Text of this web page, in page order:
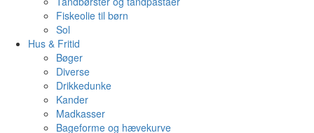
Fiskeolie til børn
Sol
Hus & Fritid
Bøger
Diverse
Drikkedunke
Kander
Madkasser
Bageforme og hævekurve